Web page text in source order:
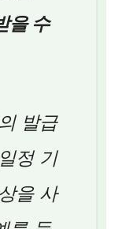
을 수
발급
정 기
을 사